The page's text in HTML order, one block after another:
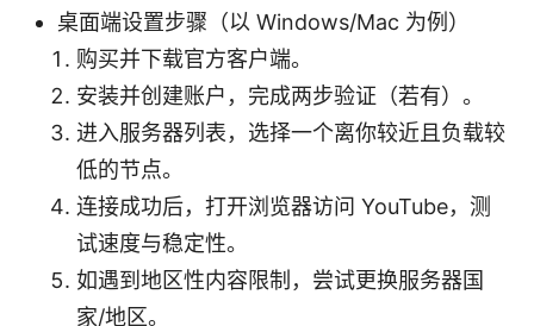
桌面端设置步骤（以 Windows/Mac 为例）
购买并下载官方客户端。
安装并创建账户，完成两步验证（若有）。
进入服务器列表，选择一个离你较近且负载较
低的节点。
连接成功后，打开浏览器访问 YouTube，测
试速度与稳定性。
如遇到地区性内容限制，尝试更换服务器国
家/地区。